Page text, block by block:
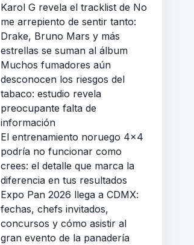
Karol G revela el tracklist de No
me arrepiento de sentir tanto:
Drake, Bruno Mars y más
estrellas se suman al álbum
Muchos fumadores aún
desconocen los riesgos del
tabaco: estudio revela
preocupante falta de
información
El entrenamiento noruego 4×4
podría no funcionar como
crees: el detalle que marca la
diferencia en tus resultados
Expo Pan 2026 llega a CDMX:
fechas, chefs invitados,
concursos y cómo asistir al
gran evento de la panadería